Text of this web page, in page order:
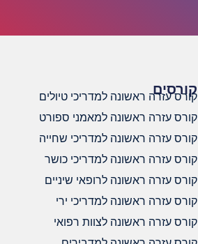
קורסים
קורס עזרה ראשונה למדריכי טיולים
קורס עזרה ראשונה למאמני ספורט
קורס עזרה ראשונה למדריכי שחייה
קורס עזרה ראשונה למדריכי כושר
קורס עזרה ראשונה לרופאי שיניים
קורס עזרה ראשונה למדריכי ירי
קורס עזרה ראשונה לצוות רפואי